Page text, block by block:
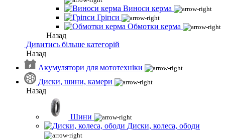
Виноси керма
Гріпси
Обмотки керма
Назад
Дивитись більше категорій
Назад
Акумулятори для мототехніки
Диски, шини, камери
Назад
Шини
Диски, колеса, ободи